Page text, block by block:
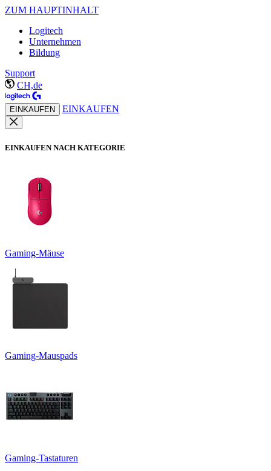
ZUM HAUPTINHALT
Logitech
Unternehmen
Bildung
Support
CH,de
EINKAUFEN EINKAUFEN
EINKAUFEN NACH KATEGORIE
Gaming-Mäuse
Gaming-Mauspads
Gaming-Tastaturen